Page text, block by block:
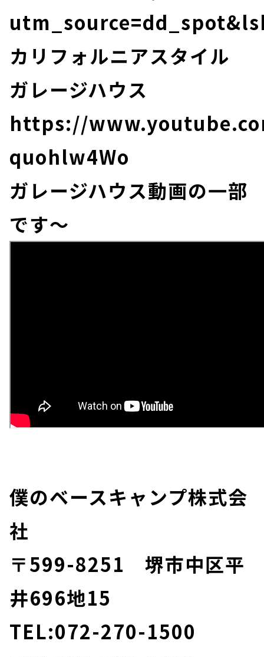
カリフォルニアスタイル
ガレージハウス
https://
quohlw4Wo
ガレージハウス動画の一部
です～
僕のベースキャンプ株式会
社
〒599-8251 堺市中区平
井696地15
TEL:072-270-1500